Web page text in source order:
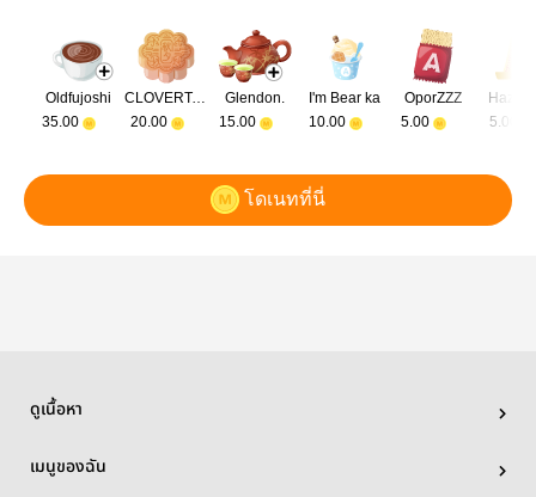
Oldfujoshi
35.00
CLOVERTALE
20.00
Glendon.
15.00
I'm Bear ka
10.00
OporZZZ
5.00
5.00
โดเนทที่นี่
ดูเนื้อหา
เมนูของฉัน